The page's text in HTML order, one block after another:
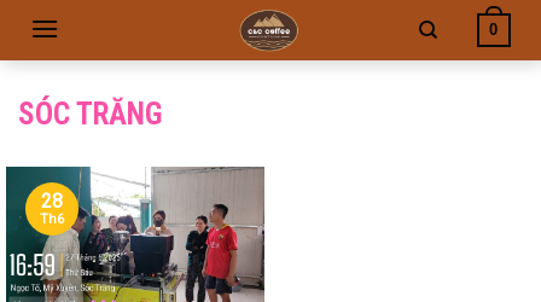
0
SÓC TRĂNG
28
Th6